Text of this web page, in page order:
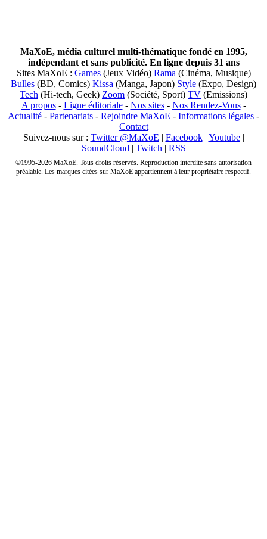
MaXoE, média culturel multi-thématique fondé en 1995,
indépendant et sans publicité. En ligne depuis 31 ans
Sites MaXoE : Games(Jeux Vidéo) Rama (Cinéma, Musique)
Bulles (BD, Comics) Kissa (Manga, Japon) Style (Expo, Design)
Tech (Hi-tech, Geek) Zoom (Société, Sport) TV (Emissions)
A propos- Ligne éditoriale- Nos sites- Nos Rendez-Vous-
Actualité - Partenariats - Rejoindre MaXoE - Informations légales -
Contact
Suivez-nous sur : Twitter @MaXoE | Facebook| Youtube|
SoundCloud | Twitch | RSS
©1995-2026 MaXoE. Tous droits réservés. Reproduction interdite sans autorisation
préalable. Les marques citées sur MaXoE appartiennent à leur propriétaire respectif.